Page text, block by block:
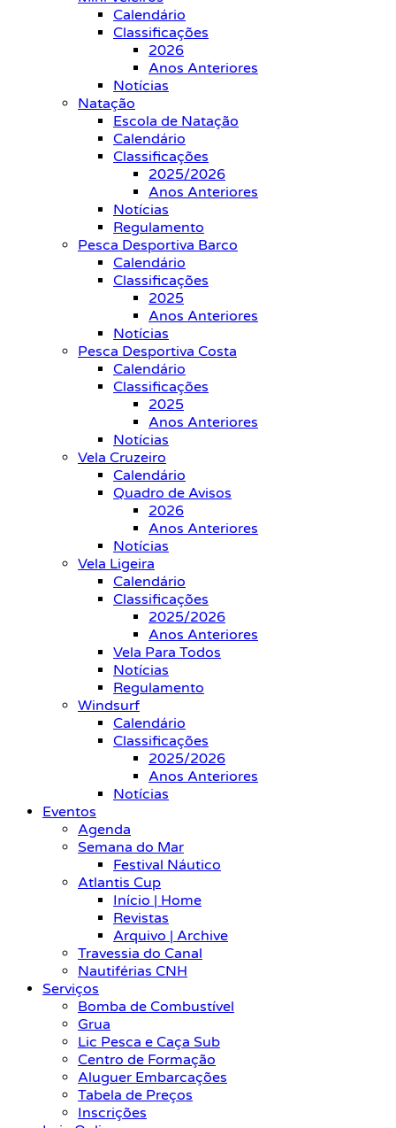
Calendário
Classificações
2026
Anos Anteriores
Notícias
Natação
Escola de Natação
Calendário
Classificações
2025/2026
Anos Anteriores
Notícias
Regulamento
Pesca Desportiva Barco
Calendário
Classificações
2025
Anos Anteriores
Notícias
Pesca Desportiva Costa
Calendário
Classificações
2025
Anos Anteriores
Notícias
Vela Cruzeiro
Calendário
Quadro de Avisos
2026
Anos Anteriores
Notícias
Vela Ligeira
Calendário
Classificações
2025/2026
Anos Anteriores
Vela Para Todos
Notícias
Regulamento
Windsurf
Calendário
Classificações
2025/2026
Anos Anteriores
Notícias
Eventos
Agenda
Semana do Mar
Festival Náutico
Atlantis Cup
Início | Home
Revistas
Arquivo | Archive
Travessia do Canal
Nautiférias CNH
Serviços
Bomba de Combustível
Grua
Lic Pesca e Caça Sub
Centro de Formação
Aluguer Embarcações
Tabela de Preços
Inscrições